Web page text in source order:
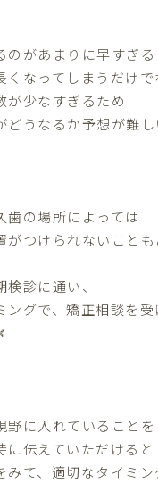
のがあまりに早すぎる
くなってしまうだけで
が少なすぎるため
どうなるか予想が難し
歯の場所によっては
がつけられないこと
診に通い、
ングで、矯正相談を
野に入れていることを
に伝えていただけると
みて、適切なタイミン